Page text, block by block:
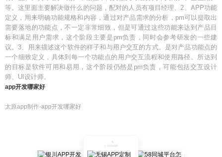
等。这里面主要解决做什么的问题，配对的人员有项目经理、2、APP功能
定义，用来明确功能规格和内容，通过对产品需求的分析，pm可以提取出
需要落地的功能点，不一定非常细致，但是可通过这些功能来达到产品目
标和满足用户需求，这个阶段主要是pm负责，同时会参考研发的一些建
议。3、用来描述这个软件的样子和与用户交互的方式。是对产品功能点的
一个细致定义，具体到每一个功能点的用户交互流程和使用路径。所达到
的目标是软件可用和易用，这个阶段仍然是pm负责，可能包括交互设计
师、UI设计师。
app开发哪家好
太原app制作-app开发哪家好